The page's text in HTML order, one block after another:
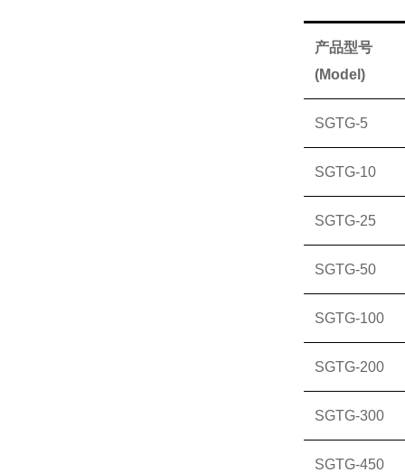
产品型号
(Model)
SGTG-5
SGTG-10
SGTG-25
SGTG-50
SGTG-100
SGTG-200
SGTG-300
SGTG-450